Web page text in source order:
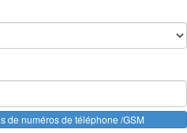
de numéros de téléphone /GSM